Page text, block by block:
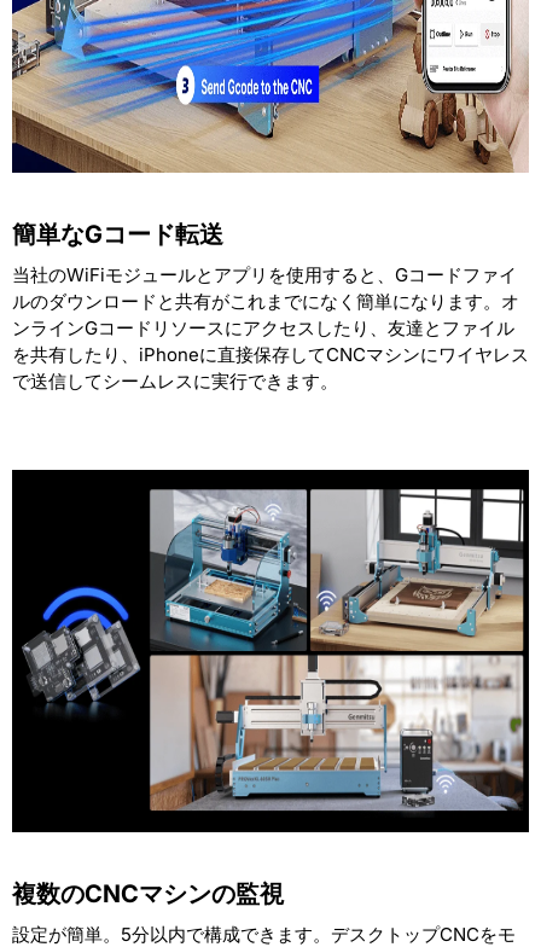
簡単なGコード転送
当社のWiFiモジュールとアプリを使用すると、Gコードファイ
ルのダウンロードと共有がこれまでになく簡単になります。オ
ンラインGコードリソースにアクセスしたり、友達とファイル
を共有したり、iPhoneに直接保存してCNCマシンにワイヤレス
で送信してシームレスに実行できます。
複数のCNCマシンの監視
設定が簡単。5分以内で構成できます。デスクトップCNCをモ